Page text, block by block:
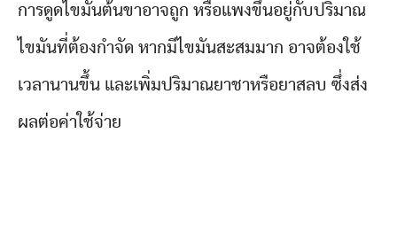
การดูดไขมันต้นขาอาจถูก หรือแพงขึ้นอยู่กับปริมาณ
ไขมันที่ต้องกำจัด หากมีไขมันสะสมมาก อาจต้องใช้
เวลานานขึ้น และเพิ่มปริมาณยาชาหรือยาสลบ ซึ่งส่ง
ผลต่อค่าใช้จ่าย